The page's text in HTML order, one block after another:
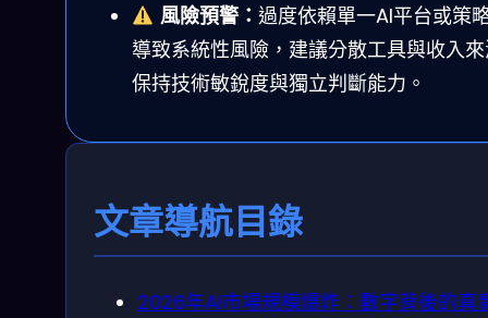
風險預警： 過度依賴單一AI平台或策
導致系統性風險，建議分散工具與收入
保持技術敏銳度與獨立判斷能力。
文章導航目錄
2026年AI市場規模爆炸：數字背後的真